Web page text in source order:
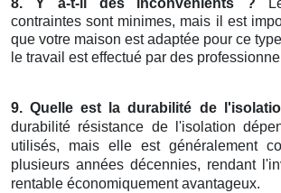
8. Y a-t-il des inconvénients ?
contraintes sont minimes, mais il est
que votre maison est adaptée pour ce
le travail est effectué par des
9. Quelle est la durabilité de
durabilité résistance de l'isolation
utilisés, mais elle est généralement
plusieurs années décennies, rendant
rentable économiquement avantageux.